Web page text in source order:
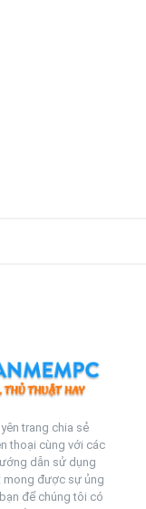
trang chia sẻ
thoại cùng với các
dẫn sử dụng
mong được sự ủng
để chúng tôi có